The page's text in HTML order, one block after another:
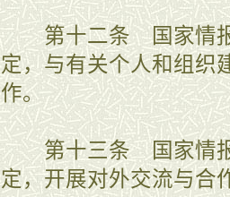
第十二条 国家情报
定，与有关个人和组织
作。
第十三条 国家情报
定，开展对外交流与合